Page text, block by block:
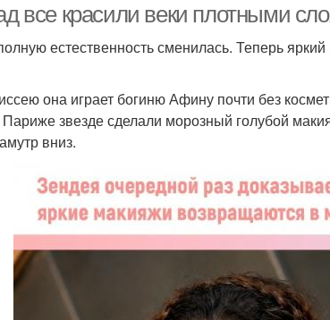
все красили веки плотными
естественность сменилась. Теперь
она играет богиню Афину почти без
звезде сделали морозный голубой
вниз.